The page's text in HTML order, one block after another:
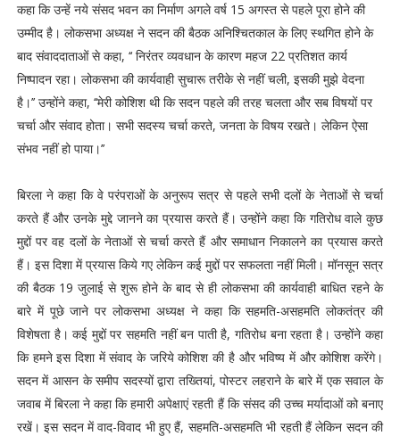
कहा कि उन्हें नये संसद भवन का निर्माण अगले वर्ष 15 अगस्त से पहले पूरा होने की
उम्मीद है। लोकसभा अध्यक्ष ने सदन की बैठक अनिश्चितकाल के लिए स्थगित होने के
बाद संवाददाताओं से कहा, ‘‘ निरंतर व्यवधान के कारण महज 22 प्रतिशत कार्य
निष्पादन रहा। लोकसभा की कार्यवाही सुचारू तरीके से नहीं चली, इसकी मुझे वेदना
है।’’ उन्होंने कहा, ‘‘मेरी कोशिश थी कि सदन पहले की तरह चलता और सब विषयों पर
चर्चा और संवाद होता। सभी सदस्य चर्चा करते, जनता के विषय रखते। लेकिन ऐसा
संभव नहीं हो पाया।’’
बिरला ने कहा कि वे परंपराओं के अनुरूप सत्र से पहले सभी दलों के नेताओं से चर्चा
करते हैं और उनके मुद्दे जानने का प्रयास करते हैं। उन्होंने कहा कि गतिरोध वाले कुछ
मुद्दों पर वह दलों के नेताओं से चर्चा करते हैं और समाधान निकालने का प्रयास करते
हैं। इस दिशा में प्रयास किये गए लेकिन कई मुद्दों पर सफलता नहीं मिली। मॉनसून सत्र
की बैठक 19 जुलाई से शुरू होने के बाद से ही लोकसभा की कार्यवाही बाधित रहने के
बारे में पूछे जाने पर लोकसभा अध्यक्ष ने कहा कि सहमति-असहमति लोकतंत्र की
विशेषता है। कई मुद्दों पर सहमति नहीं बन पाती है, गतिरोध बना रहता है। उन्होंने कहा
कि हमने इस दिशा में संवाद के जरिये कोशिश की है और भविष्य में और कोशिश करेंगे।
सदन में आसन के समीप सदस्यों द्वारा तख्तियां, पोस्टर लहराने के बारे में एक सवाल के
जवाब में बिरला ने कहा कि हमारी अपेक्षाएं रहती हैं कि संसद की उच्च मर्यादाओं को बनाए
रखें। इस सदन में वाद-विवाद भी हुए हैं, सहमति-असहमति भी रहती हैं लेकिन सदन की